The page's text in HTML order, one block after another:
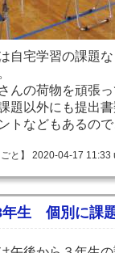
自宅学習の課題
んの荷物を頑張
題以外にも提出
トなどもあるの
ごと】 2020-04-17 11:33
年生 個別に課